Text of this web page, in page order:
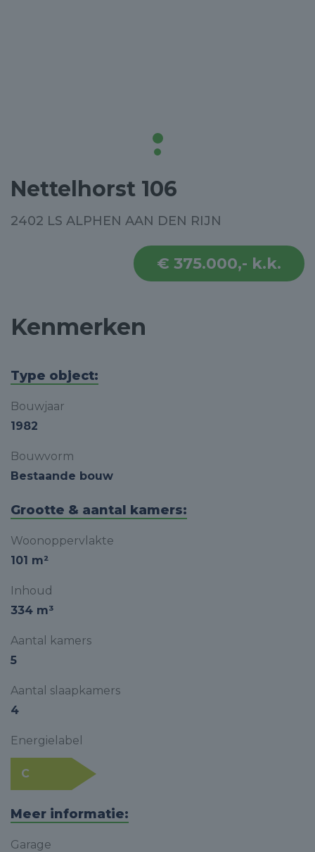
Nettelhorst 106
2402 LS ALPHEN AAN DEN RIJN
€ 375.000,- k.k.
Kenmerken
Type object:
Bouwjaar
1982
Bouwvorm
Bestaande bouw
Grootte & aantal kamers:
Woonoppervlakte
101 m²
Inhoud
334 m³
Aantal kamers
5
Aantal slaapkamers
4
Energielabel
C
Meer informatie:
Garage